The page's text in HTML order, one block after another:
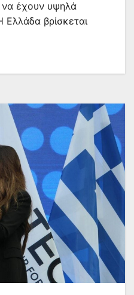
έχουν υψηλά
βρίσκεται